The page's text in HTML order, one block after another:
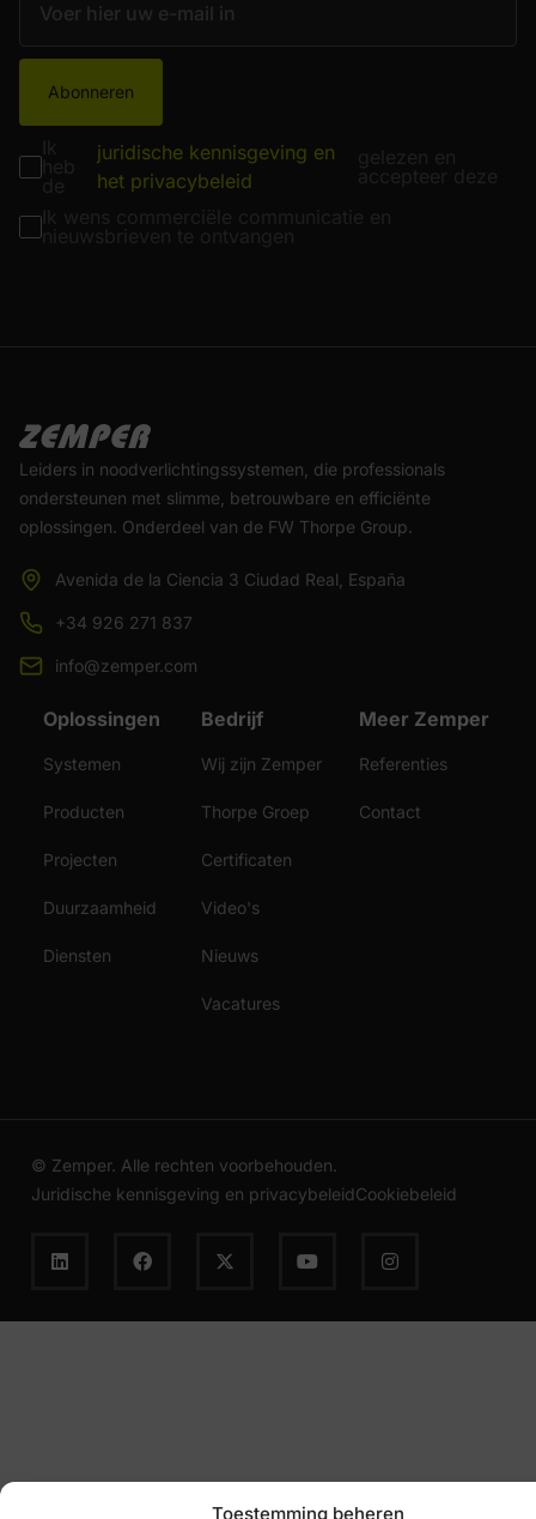
Toestemming beheren
Abonneren
juridische kennisgeving en
het privacybeleid
Leiders in noodverlichtingssystemen, die professionals
ondersteunen met slimme, betrouwbare en efficiënte
oplossingen. Onderdeel van de FW Thorpe Group.
Avenida de la Ciencia 3 Ciudad Real, España
+34 926 271 837
info@zemper.com
Oplossingen
Systemen
Producten
Projecten
Duurzaamheid
Diensten
Bedrijf
Wij zijn Zemper
Thorpe Groep
Certificaten
Video's
Nieuws
Vacatures
Meer Zemper
Referenties
Contact
© Zemper. Alle rechten voorbehouden.
Juridische kennisgeving en privacybeleidCookiebeleid